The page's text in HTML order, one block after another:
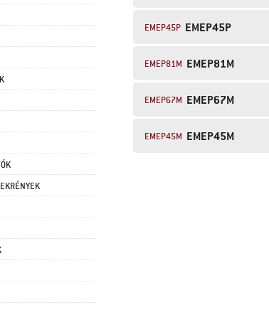
EMEP45P EMEP45P
EMEP81M EMEP81M
EMEP67M EMEP67M
EMEP45M EMEP45M